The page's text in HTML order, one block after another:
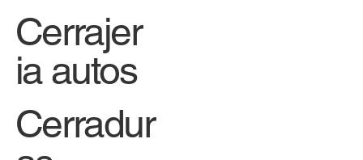
Cerrajer
ia autos
Cerradur